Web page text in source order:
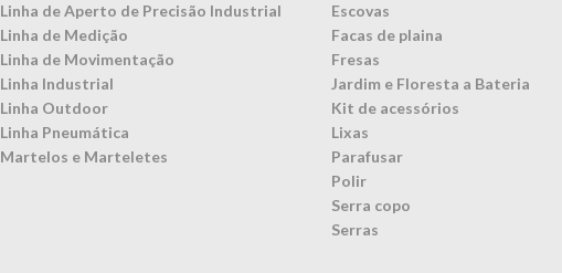
Linha de Aperto de Precisão Industrial
Linha de Medição
Linha de Movimentação
Linha Industrial
Linha Outdoor
Linha Pneumática
Martelos e Marteletes
Escovas
Facas de plaina
Fresas
Jardim e Floresta a Bateria
Kit de acessórios
Lixas
Parafusar
Polir
Serra copo
Serras